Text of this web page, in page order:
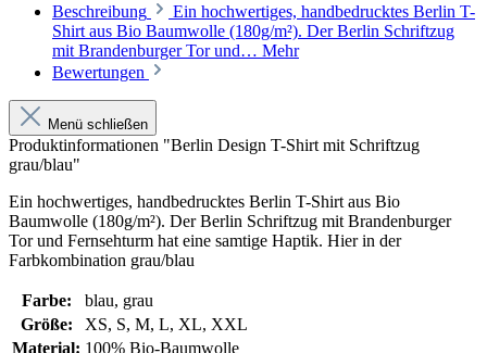
Beschreibung
Ein hochwertiges, handbedrucktes Berlin T-
Shirt aus Bio Baumwolle (180g/m²). Der Berlin Schriftzug
mit Brandenburger Tor und… Mehr
Bewertungen
Menü schließen
Produktinformationen "Berlin Design T-Shirt mit Schriftzug
grau/blau"
Ein hochwertiges, handbedrucktes Berlin T-Shirt aus Bio
Baumwolle (180g/m²). Der Berlin Schriftzug mit Brandenburger
Tor und Fernsehturm hat eine samtige Haptik. Hier in der
Farbkombination grau/blau
Farbe: blau, grau
Größe:
XS, S, M, L, XL, XXL
Material: 100% Bio-Baumwolle